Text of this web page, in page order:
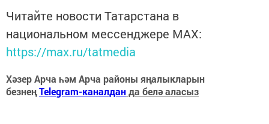
Читайте новости Татарстана в
национальном мессенджере MАХ:
https://max.ru/tatmedia
Хәзер Арча һәм Арча районы яңалыкларын
безнеңTelegram-каналданда белә аласыз